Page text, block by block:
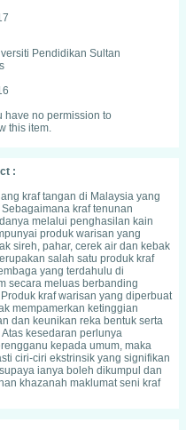
Pendidikan Sultan
have no permission to
this item.
:
kraf tangan di Malaysia yang
kraf tenunan
melalui penghasilan kain
produk warisan yang
sireh, pahar, cerek air dan kebak
salah satu produk kraf
yang terdahulu di
secara meluas berbanding
kraf warisan yang diperbuat
mempamerkan ketinggian
dan keunikan reka bentuk serta
kesedaran perlunya
kepada umum, maka
ciri-ciri ekstrinsik yang signifikan
ianya boleh dikumpul dan
khazanah maklumat seni kraf